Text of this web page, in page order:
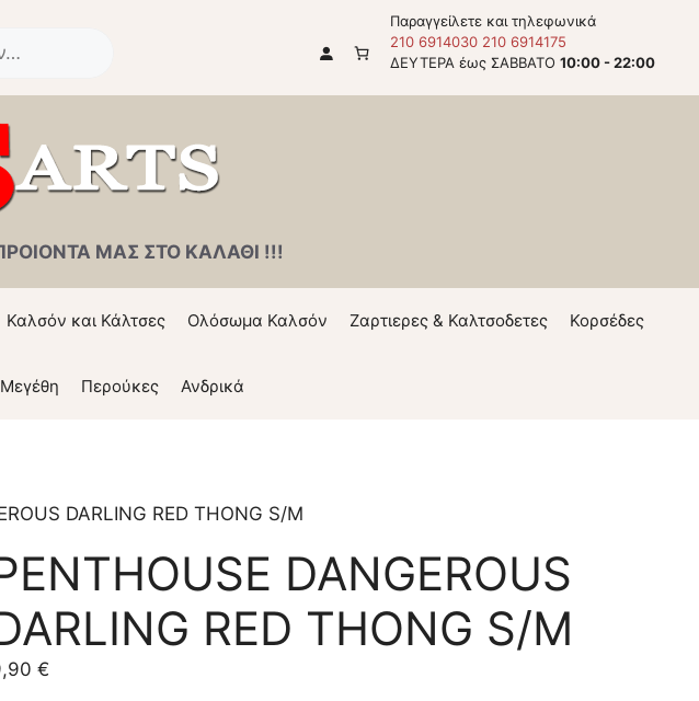
Παραγγείλετε και τηλεφωνικά
210 6914030 210 6914175
ΔΕΥΤΕΡΑ έως ΣΑΒΒΑΤΟ 10:00 - 22:00
ΜΑΣ ΣΤΟ ΚΑΛΑΘΙ !!!
Καλσόν και Κάλτσες Ολόσωμα Καλσόν Ζαρτιερες & Καλτσοδετες Κορσέδες
Περούκες Ανδρικά
DARLING RED THONG S/M
DANGEROUS
RED THONG S/M
€